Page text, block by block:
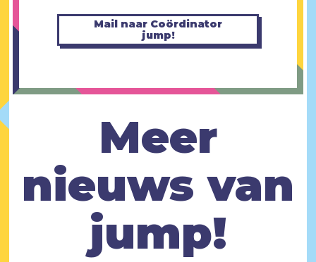
Mail naar Coördinator
jump!
Meer
nieuws van
jump!